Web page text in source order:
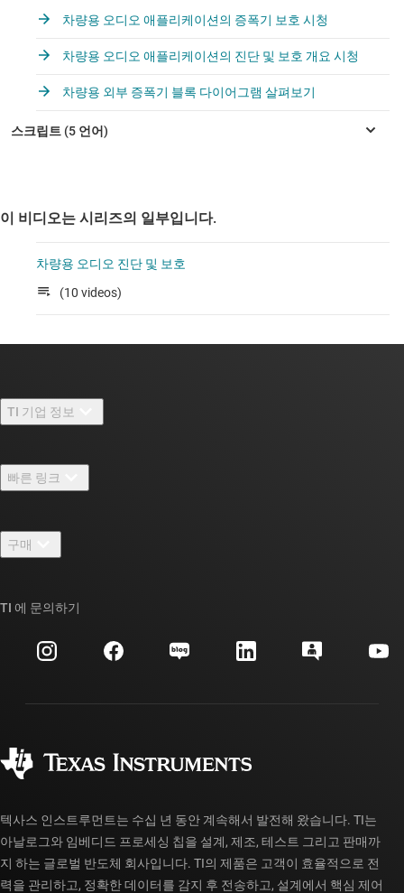
차량용 오디오 애플리케이션의 증폭기 보호 시청
차량용 오디오 애플리케이션의 진단 및 보호 개요 시청
차량용 외부 증폭기 블록 다이어그램 살펴보기
이 비디오는 시리즈의 일부입니다.
차량용 오디오 진단 및 보호
(10 videos)
TI 기업 정보
채용
뉴스룸
이벤트
투자 관계
빠른 링크
TI E2E™ 설계 지원 포럼
대체품 검색
고객 지원 센터
myTI 계정 FAQ
구매
주문 FAQ
TI 에 문의하기
텍사스 인스트루먼트는 수십 년 동안 계속해서 발전해 왔습니다. TI는
아날로그와 임베디드 프로세싱 칩을 설계, 제조, 테스트 그리고 판매까
지 하는 글로벌 반도체 회사입니다. TI의 제품은 고객이 효율적으로 전
력을 관리하고, 정확한 데이터를 감지 후 전송하고, 설계에서 핵심 제어